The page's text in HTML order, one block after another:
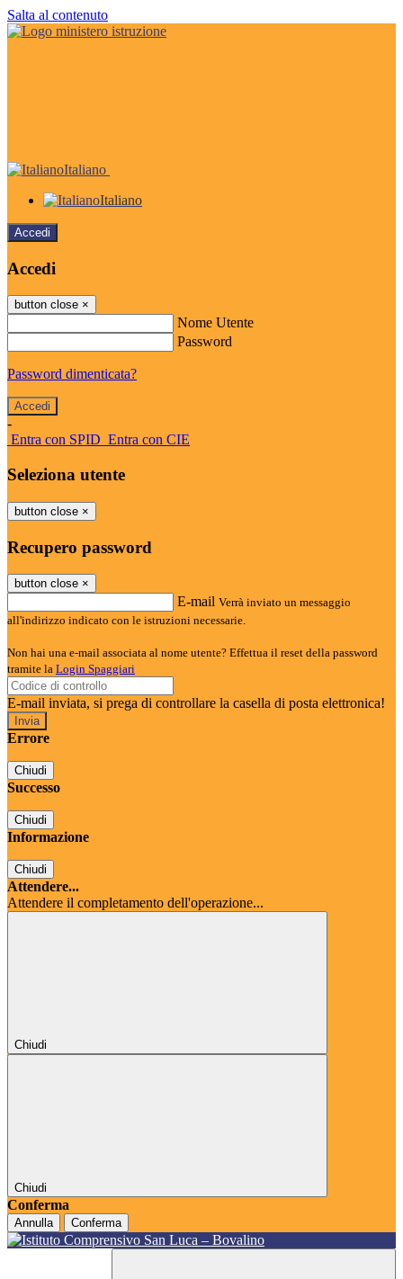
Salta al contenuto
Italiano
Italiano
Accedi
Accedi
button close ×
Nome Utente
Password
Password dimenticata?
-
Entra con SPID Entra con CIE
Seleziona utente
button close ×
Recupero password
button close ×
E-mail Verrà inviato un messaggio
all'indirizzo indicato con le istruzioni necessarie.
Non hai una e-mail associata al nome utente? Effettua il reset della password
tramite la Login Spaggiari
E-mail inviata, si prega di controllare la casella di posta elettronica!
Errore
Chiudi
Successo
Chiudi
Informazione
Chiudi
Attendere...
Attendere il completamento dell'operazione...
Chiudi
Chiudi
Conferma
Annulla Conferma